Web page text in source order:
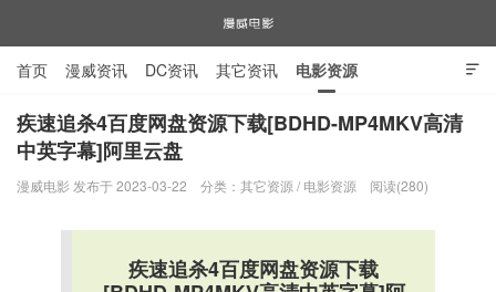
漫威电影

首页 漫威资讯 DC资讯 其它资讯 电影资源
电视剧资源 漫威图片
疾速追杀4百度网盘资源下载[BDHD-MP4MKV高清
中英字幕]阿里云盘
漫威电影 发布于 2023-03-22 分类： 其它资源 / 电影资源 阅读(280)
疾速追杀4百度网盘资源下载